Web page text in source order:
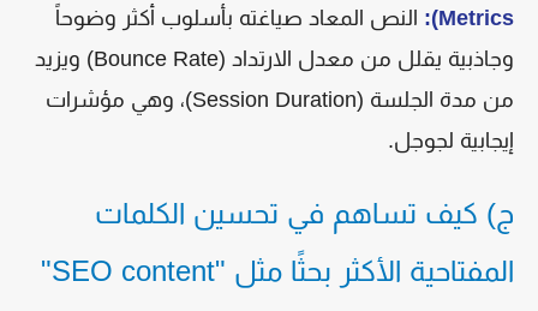
Metrics): النص المعاد صياغته بأسلوب أكثر وضوحاً
وجاذبية يقلل من معدل الارتداد (Bounce Rate) ويزيد
من مدة الجلسة (Session Duration)، وهي مؤشرات
إيجابية لجوجل.
ج) كيف تساهم في تحسين الكلمات
المفتاحية الأكثر بحثًا مثل "SEO content"